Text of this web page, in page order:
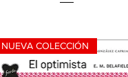
NUEVA COLECCIÓN